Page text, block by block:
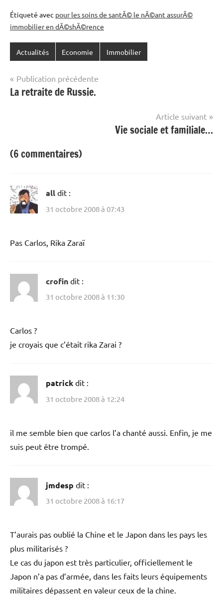
Étiqueté avec pour les soins de santÃ© le nÃ©ant assurÃ©
immobilier en dÃ©shÃ©rence
Actualités Economie Immobilier
Navigation
de
Publication précédente
La retraite de Russie.
Article suivant
Vie sociale et familiale…
(6 commentaires)
all dit :
31 octobre 2008 à 07:43
Pas Carlos, Rika Zaraï
crofin dit :
31 octobre 2008 à 11:30
Carlos ?
je croyais que c’était rika Zarai ?
patrick dit :
31 octobre 2008 à 12:24
il me semble bien que carlos l’a chanté aussi. Enfin, je me
suis peut être trompé.
jmdesp dit :
31 octobre 2008 à 16:17
T’aurais pas oublié la Chine et le Japon dans les pays les
plus militarisés ?
Le cas du japon est très particulier, officiellement le
Japon n’a pas d’armée, dans les faits leurs équipements
militaires dépassent en valeur ceux de la chine.